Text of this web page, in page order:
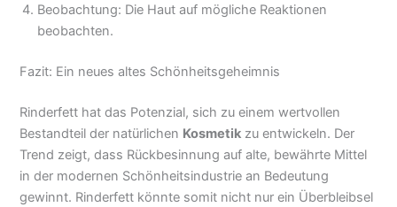
Beobachtung: Die Haut auf mögliche Reaktionen
beobachten.
Fazit: Ein neues altes Schönheitsgeheimnis
Rinderfett hat das Potenzial, sich zu einem wertvollen
Bestandteil der natürlichen Kosmetik zu entwickeln. Der
Trend zeigt, dass Rückbesinnung auf alte, bewährte Mittel
in der modernen Schönheitsindustrie an Bedeutung
gewinnt. Rinderfett könnte somit nicht nur ein Überbleibsel